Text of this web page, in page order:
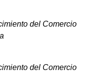
del Comercio
del Comercio